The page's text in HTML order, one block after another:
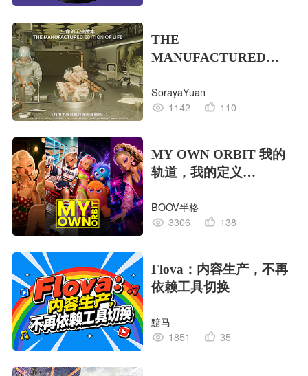
THE
MANUFACTURED
的工业版本
SorayaYuan
1142
110
MY OWN ORBIT 我的
轨道，我的定义
对
BOOV半格
3306
138
Flova：内容生产，不再
依赖工具切换
黯马
1851
35